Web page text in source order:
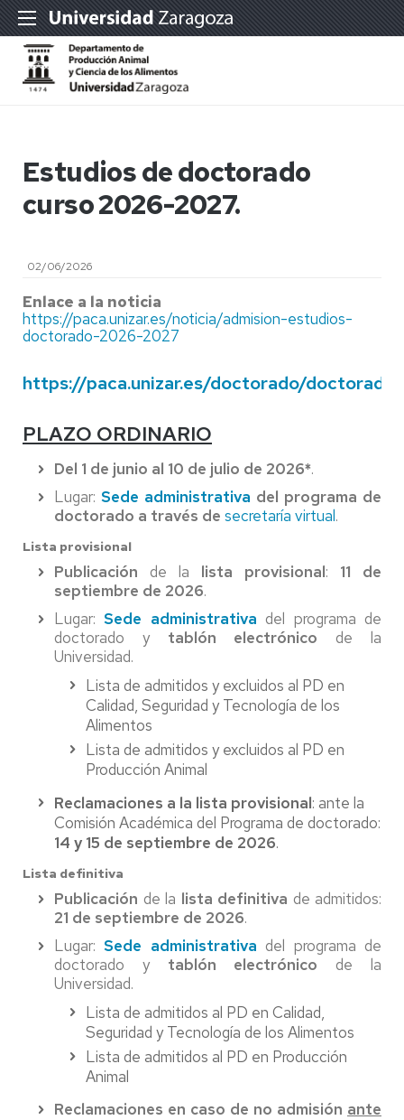
Estudios de doctorado
curso 2026-2027.
02/06/2026
Enlace a la noticia
https://paca.unizar.es/noticia/admision-estudios-
doctorado-2026-2027
https://paca.unizar.es/doctorado/doctorado
PLAZO ORDINARIO
Del 1 de junio al 10 de julio de 2026*.
Lugar: Sede administrativa del programa de
doctorado a través de secretaría virtual.
Lista provisional
Publicación de la lista provisional: 11 de
septiembre de 2026.
Lugar: Sede administrativa del programa de
doctorado y tablón electrónico de la
Universidad.
Lista de admitidos y excluidos al PD en
Calidad, Seguridad y Tecnología de los
Alimentos
Lista de admitidos y excluidos al PD en
Producción Animal
Reclamaciones a la lista provisional: ante la
Comisión Académica del Programa de doctorado:
14 y 15 de septiembre de 2026.
Lista definitiva
Publicación de la lista definitiva de admitidos:
21 de septiembre de 2026.
Lugar: Sede administrativa del programa de
doctorado y tablón electrónico de la
Universidad.
Lista de admitidos al PD en Calidad,
Seguridad y Tecnología de los Alimentos
Lista de admitidos al PD en Producción
Animal
Reclamaciones en caso de no admisión ante